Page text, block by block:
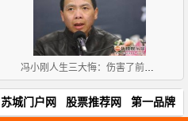
冯小刚人生三大悔：伤害了前妻 不能和徐帆生育(1)
苏城门户网 股票推荐网 第一品牌